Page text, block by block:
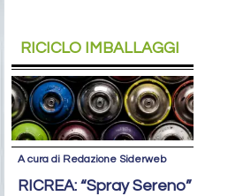
RICICLO IMBALLAGGI
A cura di Redazione Siderweb
RICREA: “Spray Sereno”